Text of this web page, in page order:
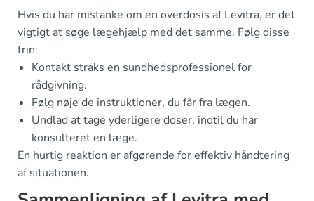
Hvis du har mistanke om en overdosis af Levitra, er det
vigtigt at søge lægehjælp med det samme. Følg disse
trin:
Kontakt straks en sundhedsprofessionel for
rådgivning.
Følg nøje de instruktioner, du får fra lægen.
Undlad at tage yderligere doser, indtil du har
konsulteret en læge.
En hurtig reaktion er afgørende for effektiv håndtering
af situationen.